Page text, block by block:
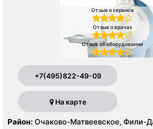
Отзыв о сервисе
Отзыв о врачах
Отзыв об оборудовании
+7(495)822-49-09
На карте
Район: Очаково-Матвеевское, Фили-